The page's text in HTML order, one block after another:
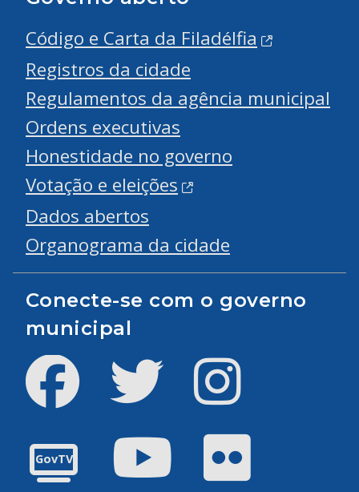
Código e Carta da Filadélfia
Registros da cidade
Regulamentos da agência municipal
Ordens executivas
Honestidade no governo
Votação e eleições
Dados abertos
Organograma da cidade
Conecte-se com o governo
municipal
Facebook Twitter
GovTV
Youtube